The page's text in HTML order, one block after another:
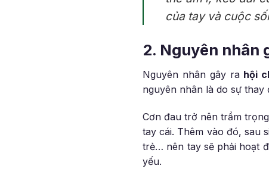
của tay và cuộc
2. Nguyên nhân
Nguyên nhân gây ra hội
nguyên nhân là do sự
Cơn đau trở nên trầm
tay cái. Thêm vào đó, sau
trẻ… nên tay sẽ phải hoạt
yếu.